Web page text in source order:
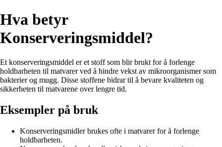
Hva betyr
Konserveringsmiddel?
Et konserveringsmiddel er et stoff som blir brukt for å forlenge
holdbarheten til matvarer ved å hindre vekst av mikroorganismer som
bakterier og mugg. Disse stoffene bidrar til å bevare kvaliteten og
sikkerheten til matvarene over lengre tid.
Eksempler på bruk
Konserveringsmidler brukes ofte i matvarer for å forlenge
holdbarheten.